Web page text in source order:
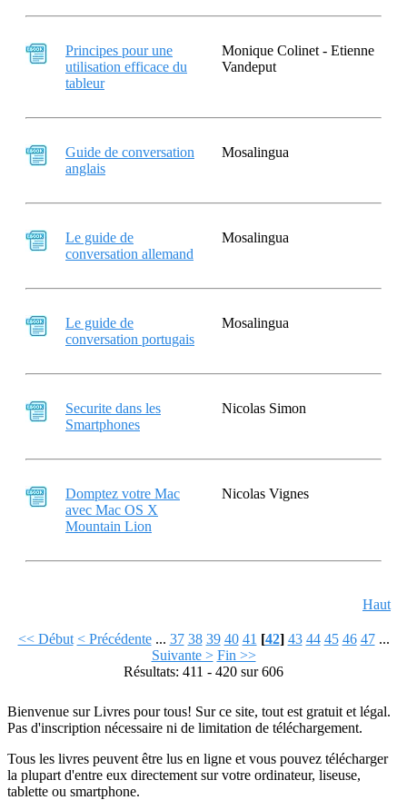
Principes pour une
utilisation efficace du
tableur
Monique Colinet - Etienne
Vandeput
Guide de conversation
anglais
Mosalingua
Le guide de
conversation allemand
Mosalingua
Le guide de
conversation portugais
Mosalingua
Securite dans les
Smartphones
Nicolas Simon
Domptez votre Mac
avec Mac OS X
Mountain Lion
Nicolas Vignes
Haut
<< Début < Précédente ... 37 38 39 40 41 [42] 43 44 45 46 47 ...
Suivante > Fin >>
Résultats: 411 - 420 sur 606
Bienvenue sur Livres pour tous! Sur ce site, tout est gratuit et légal.
Pas d'inscription nécessaire ni de limitation de téléchargement.
Tous les livres peuvent être lus en ligne et vous pouvez télécharger
la plupart d'entre eux directement sur votre ordinateur, liseuse,
tablette ou smartphone.